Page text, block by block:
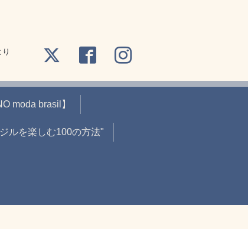
moda brasil】
ルを楽しむ100の方法"